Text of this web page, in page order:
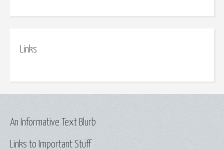
Links
Links to Important Stuff
An Informative Text Blurb